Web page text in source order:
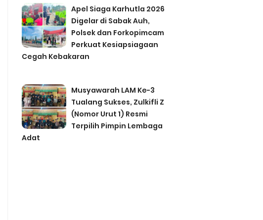
Apel Siaga Karhutla 2026
Digelar di Sabak Auh,
Polsek dan Forkopimcam
Perkuat Kesiapsiagaan
Cegah Kebakaran
Musyawarah LAM Ke-3
Tualang Sukses, Zulkifli Z
(Nomor Urut 1) Resmi
Terpilih Pimpin Lembaga
Adat